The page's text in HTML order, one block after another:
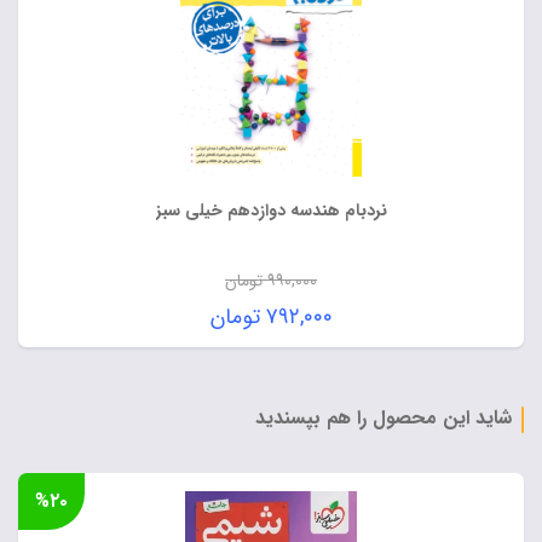
نردبام هندسه دوازدهم خیلی سبز
۹۹۰,۰۰۰تومان
قیمت
اصلی:
بود.
۷۹۲,۰۰۰تومان
قیمت
۷۹۲,۰۰۰ تومان.شاید این محصول را هم بپسندید
%۲۰